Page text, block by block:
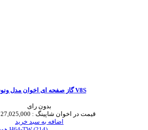
گاز صفحه ای اخوان مدل ونوس V8S
بدون رای
قیمت در اخوان شاپینگ : 27,025,000 تومان
اضافه به سبد خرید